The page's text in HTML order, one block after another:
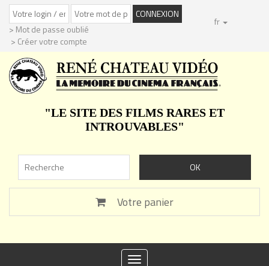
> Mot de passe oublié
> Créer votre compte
fr
"LE SITE DES FILMS RARES ET
INTROUVABLES"
Votre panier
Toggle